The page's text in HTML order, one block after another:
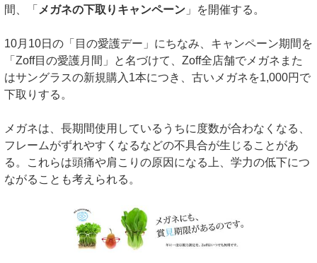
間、「 メガネの下取りキャンペーン 」を開催する。
10月10日の「目の愛護デー」にちなみ、キャンペーン期間を
「Zoff目の愛護月間」と名づけて、Zoff全店舗でメガネまた
はサングラスの新規購入1本につき、古いメガネを1,000円で
下取りする。
メガネは、長期間使用しているうちに度数が合わなくなる、
フレームがずれやすくなるなどの不具合が生じることがあ
る。これらは頭痛や肩こりの原因になる上、学力の低下につ
ながることも考えられる。